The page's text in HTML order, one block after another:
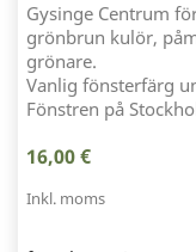
Gysinge Centrum
grönbrun kulör,
grönare.
Vanlig fönsterfärg
Fönstren på
16,00 €
Inkl. moms